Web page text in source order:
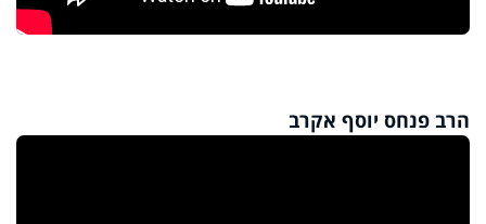
הרב פנחס יוסף אקרב